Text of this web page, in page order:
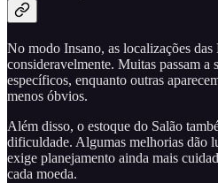
No modo Insano, as localizações
consideravelmente. Muitas passam a
específicos, enquanto outras
menos óbvios.
Além disso, o estoque do Salão
dificuldade. Algumas melhorias dão
exige planejamento ainda mais
cada moeda.